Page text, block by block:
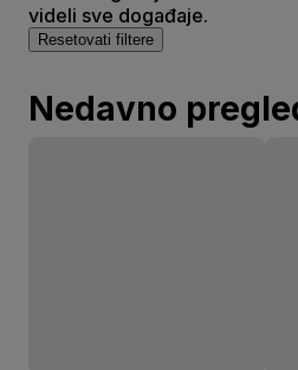
videli sve događaje.
Resetovati filtere
Nedavno